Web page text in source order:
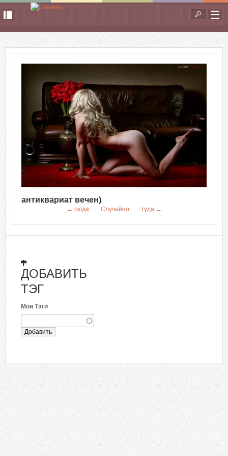
Перейти к основному содержанию
Форма
поиска
антиквариат вечен)
← сюда Случайно туда →
ДОБАВИТЬ
ТЭГ
Мои Тэги